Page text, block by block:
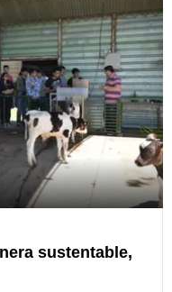
sustentable,